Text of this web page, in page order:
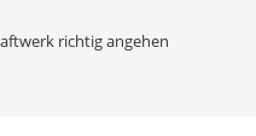
richtig angehen